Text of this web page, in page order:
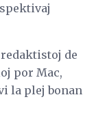
de
por Mac,
la plej bonan